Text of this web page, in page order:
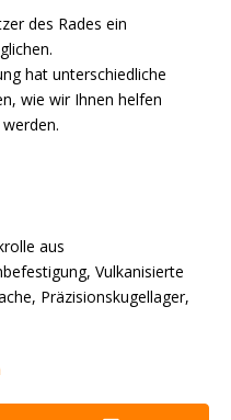
des Rades ein
hat unterschiedliche
wie wir Ihnen helfen
aus
Vulkanisierte
Präzisionskugellager,